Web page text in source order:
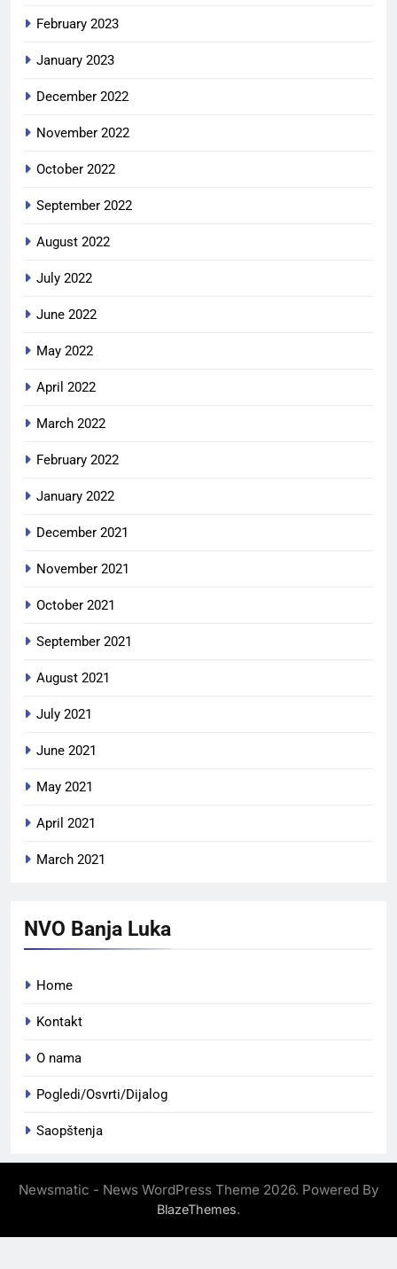
February 2023
January 2023
December 2022
November 2022
October 2022
September 2022
August 2022
July 2022
June 2022
May 2022
April 2022
March 2022
February 2022
January 2022
December 2021
November 2021
October 2021
September 2021
August 2021
July 2021
June 2021
May 2021
April 2021
March 2021
NVO Banja Luka
Home
Kontakt
O nama
Pogledi/Osvrti/Dijalog
Saopštenja
Newsmatic - News WordPress Theme 2026. Powered By
BlazeThemes.